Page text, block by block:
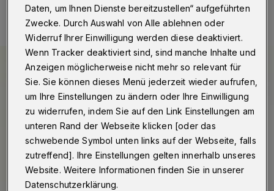
Daten, um Ihnen Dienste bereitzustellen“ aufgeführten
Zwecke. Durch Auswahl von Alle ablehnen oder
Widerruf Ihrer Einwilligung werden diese deaktiviert.
Wenn Tracker deaktiviert sind, sind manche Inhalte und
Anzeigen möglicherweise nicht mehr so relevant für
Sie. Sie können dieses Menü jederzeit wieder aufrufen,
um Ihre Einstellungen zu ändern oder Ihre Einwilligung
zu widerrufen, indem Sie auf den Link Einstellungen am
unteren Rand der Webseite klicken [oder das
schwebende Symbol unten links auf der Webseite, falls
zutreffend]. Ihre Einstellungen gelten innerhalb unseres
Website. Weitere Informationen finden Sie in unserer
Datenschutzerklärung.